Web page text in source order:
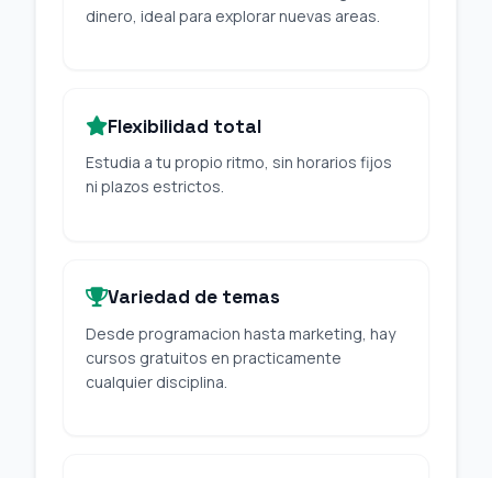
dinero, ideal para explorar nuevas areas.
Flexibilidad total
Estudia a tu propio ritmo, sin horarios fijos
ni plazos estrictos.
Variedad de temas
Desde programacion hasta marketing, hay
cursos gratuitos en practicamente
cualquier disciplina.